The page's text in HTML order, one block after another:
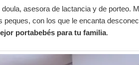
asesora de lactancia y de porteo.
con los que le encanta
portabebés para tu familia.